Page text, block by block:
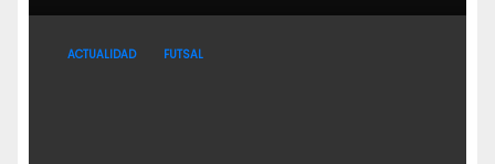
ACTUALIDAD FUTSAL